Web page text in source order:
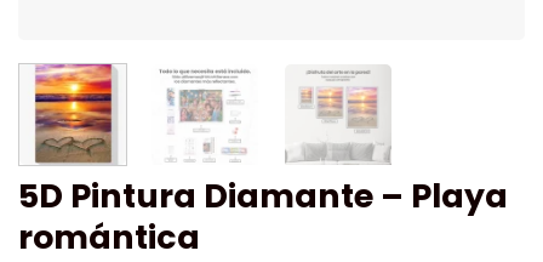
5D Pintura Diamante – Playa
romántica